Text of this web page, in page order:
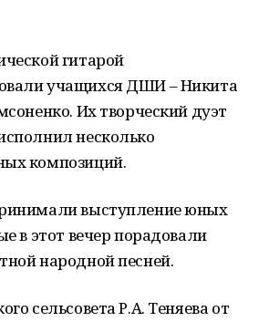
гитарой
учащихся ДШИ – Никита
Их творческий дуэт
несколько
композиций.
выступление юных
в этот вечер порадовали
народной песней.
сельсовета Р.А. Теняева от